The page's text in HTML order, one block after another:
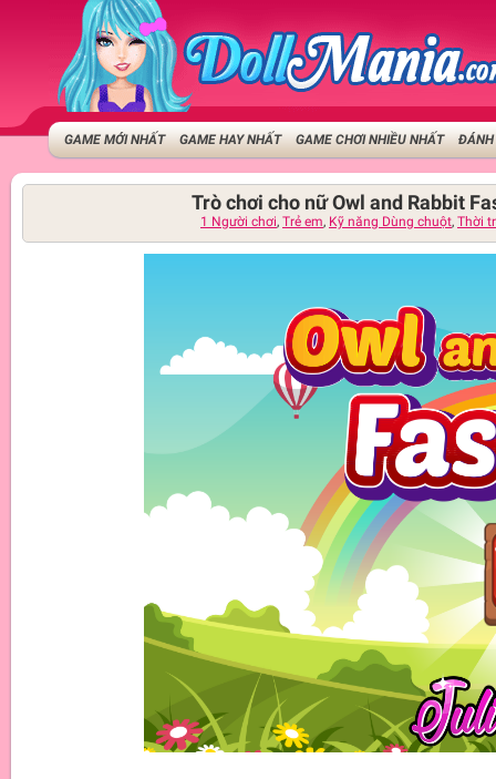
GAME MỚI NHẤT GAME HAY NHẤT GAME CHƠI NHIỀU NHẤT ĐÁNH
Trò chơi cho nữ Owl and Rabbit
1 Người chơi, Trẻ em, Kỹ năng Dùng chuột, Thời